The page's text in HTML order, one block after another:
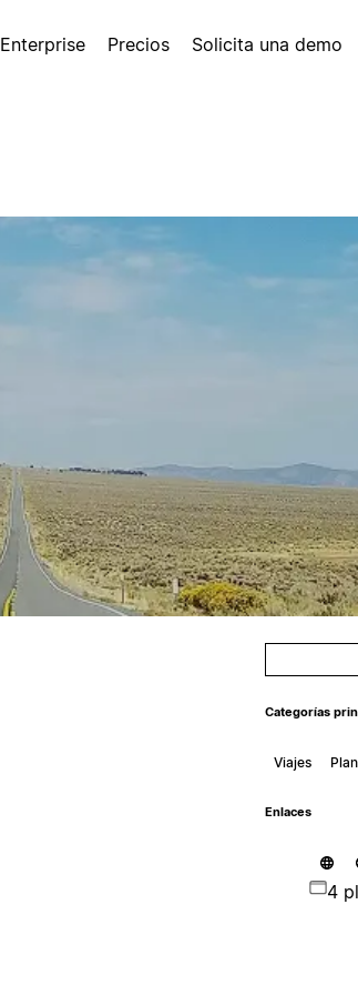
Enterprise Precios Solicita una demo
Categorías
Viajes
Enlaces
4